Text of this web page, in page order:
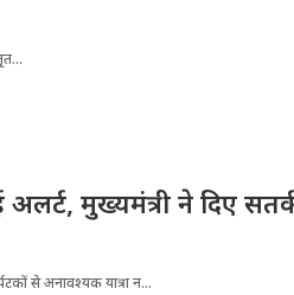
मुख्यमंत्री ने दिए
से अनावश्यक यात्रा न...